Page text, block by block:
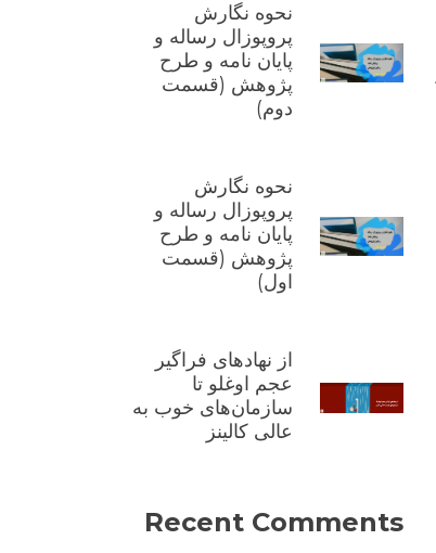
نحوه نگارش
پروپوزال رساله و
پایان نامه و طرح
پژوهش (قسمت
دوم)
نحوه نگارش
پروپوزال رساله و
پایان نامه و طرح
پژوهش (قسمت
اول)
از نهادهای فراگیر
عجم اوغلو تا
سازمان‌های خوب به
عالی کالینز
Recent Comments